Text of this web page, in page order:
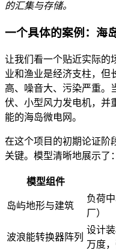
的汇集与存储。
一个具体的案例：海
让我们看一个贴近实际的
业和渔业是经济支柱，但
高、噪音大、污染严重。
伏、小型风力发电机，并
能的海岛微电网。
在这个项目的初期论证阶
关键。模型清晰地展示了：
模型组件
岛屿地形与建筑
负荷
厂）
波浪能转换器阵列
设计
万度